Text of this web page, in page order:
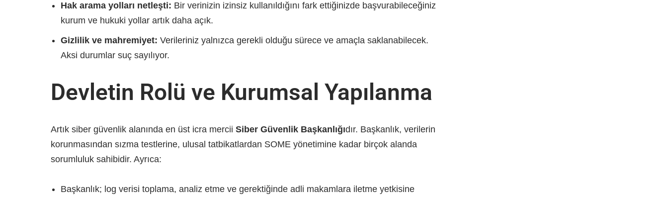
Hak arama yolları netleşti: Bir verinizin izinsiz kullanıldığını fark ettiğinizde başvurabileceğiniz
kurum ve hukuki yollar artık daha açık.
Gizlilik ve mahremiyet: Verileriniz yalnızca gerekli olduğu sürece ve amaçla saklanabilecek.
Aksi durumlar suç sayılıyor.
Devletin Rolü ve Kurumsal Yapılanma
Artık siber güvenlik alanında en üst icra mercii Siber Güvenlik Başkanlığıdır. Başkanlık, verilerin
korunmasından sızma testlerine, ulusal tatbikatlardan SOME yönetimine kadar birçok alanda
sorumluluk sahibidir. Ayrıca:
Başkanlık; log verisi toplama, analiz etme ve gerektiğinde adli makamlara iletme yetkisine